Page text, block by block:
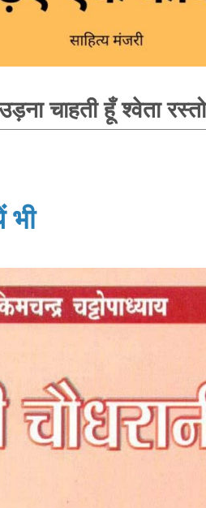
चाहती हूँ श्वेता
भी